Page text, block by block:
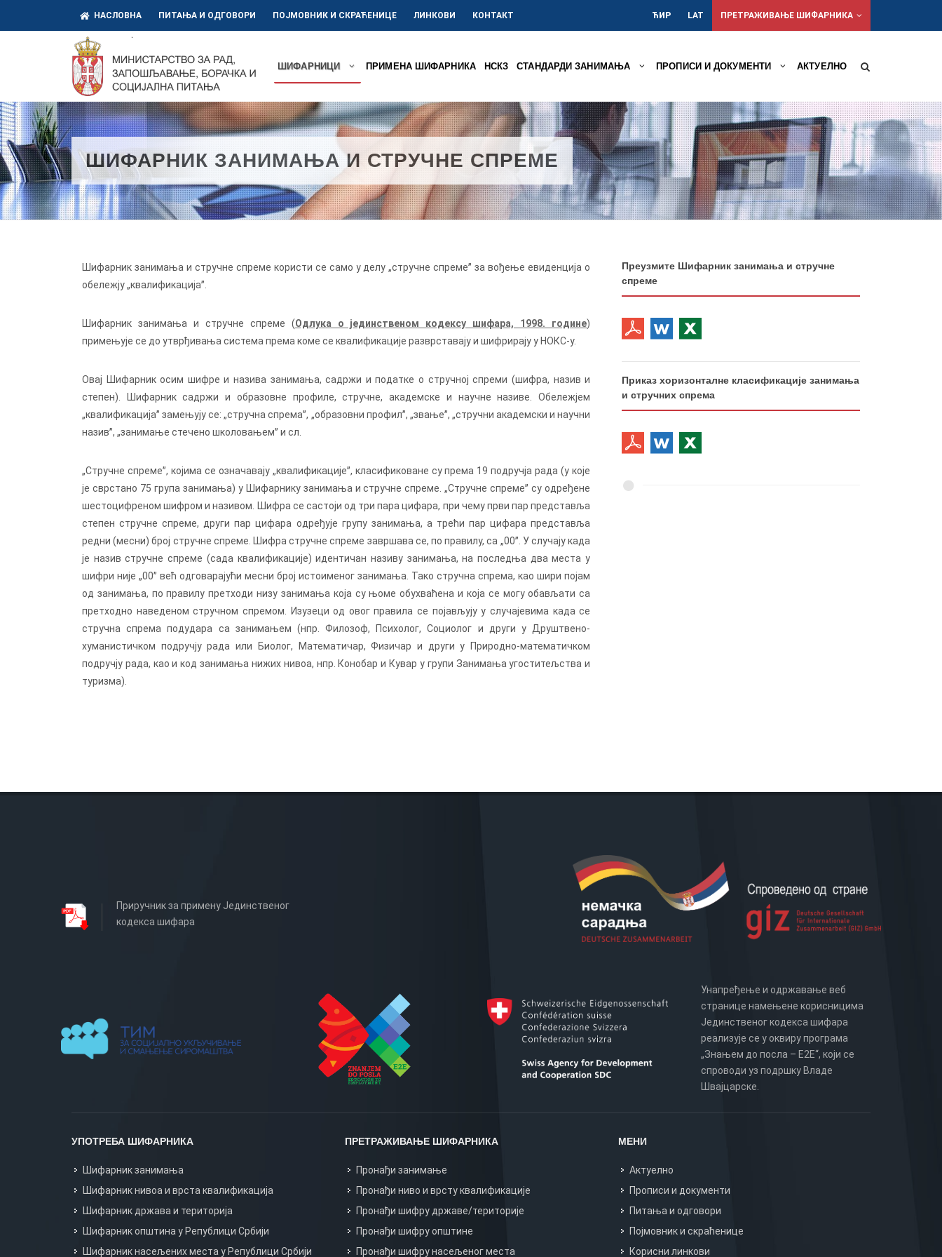
НАСЛОВНА ПИТАЊА И ОДГОВОРИ ПОЈМОВНИК И СКРАЋЕНИЦЕ ЛИНКОВИ КОНТАКТ ЋИР LAT ПРЕТРАЖИВАЊЕ ШИФАРНИКА
ШИФАРНИЦИ ПРИМЕНА ШИФАРНИКА НСКЗ СТАНДАРДИ ЗАНИМАЊА ПРОПИСИ И ДОКУМЕНТИ АКТУЕЛНО
ШИФАРНИК ЗАНИМАЊА И СТРУЧНЕ СПРЕМЕ
Шифарник занимања и стручне спреме користи се само у делу „стручне спремеˮ за вођење евиденција о
обележју „квалификацијаˮ.
Шифарник занимања и стручне спреме (Одлука о јединственом кодексу шифара, 1998. године)
примењује се до утврђивања система према коме се квалификације разврставају и шифрирају у НОКС-у.
Овај Шифарник осим шифре и назива занимања, садржи и податке о стручној спреми (шифра, назив и
степен). Шифарник садржи и образовне профиле, стручне, академске и научне називе. Обележјем
„квалификацијаˮ замењују се: „стручна спремаˮ, „образовни профилˮ, „звањеˮ, „стручни академски и научни
називˮ, „занимање стечено школовањемˮ и сл.
„Стручне спремеˮ, којима се означавају „квалификацијеˮ, класификоване су према 19 подручја рада (у које
је сврстано 75 група занимања) у Шифарнику занимања и стручне спреме. „Стручне спремеˮ су одређене
шестоцифреном шифром и називом. Шифра се састоји од три пара цифара, при чему први пар представља
степен стручне спреме, други пар цифара одређује групу занимања, а трећи пар цифара представља
редни (месни) број стручне спреме. Шифра стручне спреме завршава се, по правилу, са „00ˮ. У случају када
је назив стручне спреме (сада квалификације) идентичан називу занимања, на последња два места у
шифри није „00ˮ већ одговарајући месни број истоименог занимања. Тако стручна спрема, као шири појам
од занимања, по правилу претходи низу занимања која су њоме обухваћена и која се могу обављати са
претходно наведеном стручном спремом. Изузеци од овог правила се појављују у случајевима када се
стручна спрема подудара са занимањем (нпр. Филозоф, Психолог, Социолог и други у Друштвено-
хуманистичком подручју рада или Биолог, Математичар, Физичар и други у Природно-математичком
подручју рада, као и код занимања нижих нивоа, нпр. Конобар и Кувар у групи Занимања угоститељства и
туризма).
Преузмите Шифарник занимања и стручне
спреме
Приказ хоризонталне класификације занимања
и стручних спрема
Приручник за примену Јединственог
кодекса шифара
Унапређење и одржавање веб
странице намењене корисницима
Јединственог кодекса шифара
реализује се у оквиру програма
„Знањем до посла – Е2Е“, који се
спроводи уз подршку Владе
Швајцарске.
УПОТРЕБА ШИФАРНИКА
Шифарник занимања
Шифарник нивоа и врста квалификација
Шифарник држава и територија
Шифарник општина у Републици Србији
Шифарник насељених места у Републици Србији
ПРЕТРАЖИВАЊЕ ШИФАРНИКА
Пронађи занимање
Пронађи ниво и врсту квалификације
Пронађи шифру државе/територије
Пронађи шифру општине
Пронађи шифру насељеног места
МЕНИ
Актуелно
Прописи и документи
Питања и одговори
Појмовник и скраћенице
корисни линкови